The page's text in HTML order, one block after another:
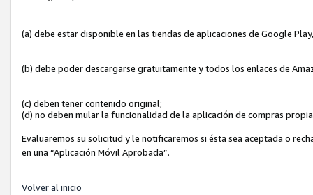
(a) debe estar disponible en las tiendas de aplicaciones de Google
(b) debe poder descargarse gratuitamente y todos los enlaces de
(c) deben tener contenido original;
(d) no deben mular la funcionalidad de la aplicación de compras
Evaluaremos su solicitud y le notificaremos si ésta sea aceptada o
en una “Aplicación Móvil Aprobada”.
Volver al inicio